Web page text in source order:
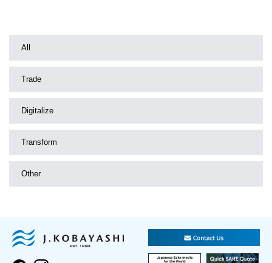
All
Trade
Digitalize
Transform
Other